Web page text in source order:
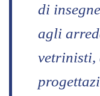
di
agli
vetrinisti,